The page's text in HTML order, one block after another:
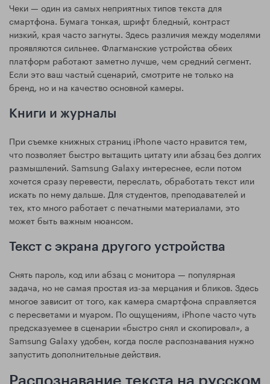
Чеки — один из самых неприятных типов текста для
смартфона. Бумага тонкая, шрифт бледный, контраст
низкий, края часто загнуты. Здесь различия между моделями
проявляются сильнее. Флагманские устройства обеих
платформ работают заметно лучше, чем средний сегмент.
Если это ваш частый сценарий, смотрите не только на
бренд, но и на качество основной камеры.
Книги и журналы
При съемке книжных страниц iPhone часто нравится тем,
что позволяет быстро вытащить цитату или абзац без долгих
размышлений. Samsung Galaxy интереснее, если потом
хочется сразу перевести, переслать, обработать текст или
искать по нему дальше. Для студентов, преподавателей и
тех, кто много работает с печатными материалами, это
может быть важным нюансом.
Текст с экрана другого устройства
Снять пароль, код или абзац с монитора — популярная
задача, но не самая простая из-за мерцания и бликов. Здесь
многое зависит от того, как камера смартфона справляется
с пересветами и муаром. По ощущениям, iPhone часто чуть
предсказуемее в сценарии «быстро снял и скопировал», а
Samsung Galaxy удобен, когда после распознавания нужно
запустить дополнительные действия.